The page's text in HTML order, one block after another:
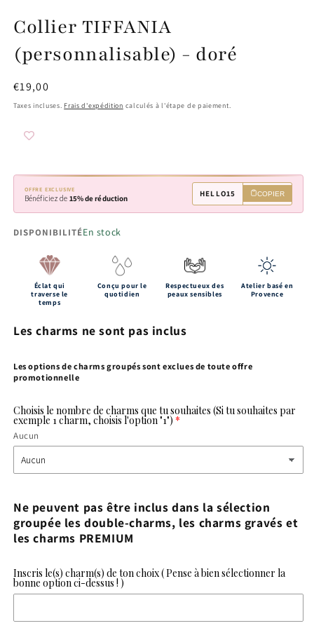
Collier TIFFANIA
(personnalisable) - doré
Prix
habituel
€19,00
Taxes incluses. Frais d'expédition calculés à l'étape de paiement.
OFFRE EXCLUSIVE
Bénéficiez de 15% de réduction HELLO15 COPIER
DISPONIBILITÉEn stock
Éclat qui
traverse le
temps
Conçu pour le
quotidien
Respectueux des
peaux sensibles
Atelier basé en
Provence
Les charms ne sont pas inclus
Les options de charms groupés sont exclues de toute offre
promotionnelle
Choisis le nombre de charms que tu souhaites (Si tu souhaites par
exemple 1 charm, choisis l'option "1")
Aucun
Ne peuvent pas être inclus dans la sélection
groupée les double-charms, les charms gravés et
les charms PREMIUM
Inscris le(s) charm(s) de ton choix ( Pense à bien sélectionner la
bonne option ci-dessus ! )